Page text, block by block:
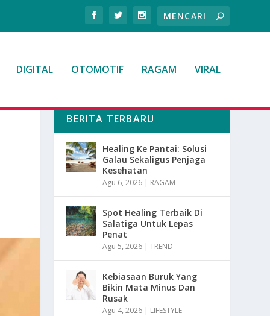
DIGITAL OTOMOTIF RAGAM VIRAL
BERITA TERBARU
Healing Ke Pantai: Solusi
Galau Sekaligus Penjaga
Kesehatan
Agu 6, 2026 | RAGAM
Spot Healing Terbaik Di
Salatiga Untuk Lepas
Penat
Agu 5, 2026 |TREND
Kebiasaan Buruk Yang
Bikin Mata Minus Dan
Rusak
Agu 4, 2026 | LIFESTYLE